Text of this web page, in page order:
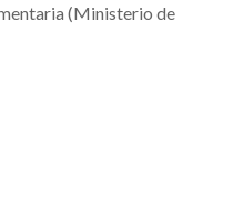
(Ministerio de